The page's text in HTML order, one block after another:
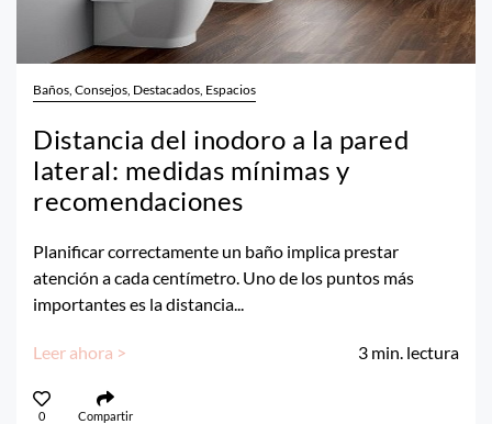
Baños, Consejos, Destacados, Espacios
Distancia del inodoro a la pared
lateral: medidas mínimas y
recomendaciones
Planificar correctamente un baño implica prestar
atención a cada centímetro. Uno de los puntos más
importantes es la distancia...
Leer ahora > 3 min. lectura
0 Compartir